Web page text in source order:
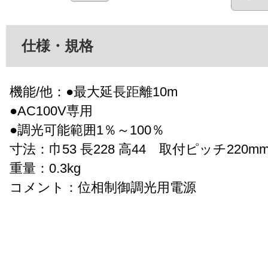
仕様・規格
機能/他：●最大延長距離10m
●AC100V専用
●調光可能範囲1％～100％
寸法：巾53 長228 高44 取付ピッチ
重量：0.3kg
コメント：位相制御調光用電源